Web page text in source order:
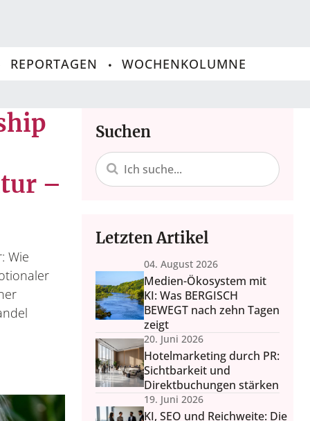
REPORTAGEN WOCHENKOLUMNE
–
Wie
Suchen
Letzten Artikel
04. August 2026
Medien-Ökosystem mit
KI: Was BERGISCH
BEWEGT nach zehn Tagen
zeigt
20. Juni 2026
Hotelmarketing durch PR:
Sichtbarkeit und
Direktbuchungen stärken
19. Juni 2026
KI, SEO und Reichweite: Die